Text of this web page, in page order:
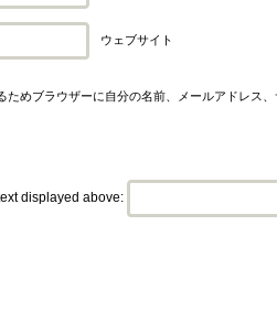
ウェブサイト
ためブラウザーに自分の名前、メールアドレス
displayed above: